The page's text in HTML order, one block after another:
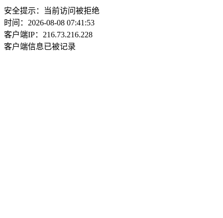
安全提示：当前访问被拒绝
时间：2026-08-08 07:41:53
客户端IP：216.73.216.228
客户端信息已被记录